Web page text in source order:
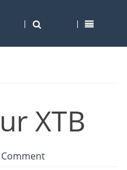
XTB
Comment